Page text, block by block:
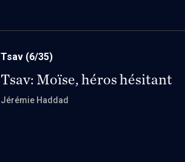
Tsav (6/35)
Tsav: Moïse, héros hésitant
Jérémie Haddad